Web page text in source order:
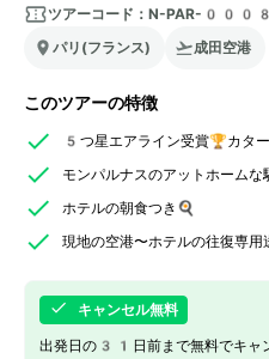
ツアーコード： N-PAR-
パリ(フランス)
成田空港
このツアーの特徴
5つ星エアライン受賞🏆カタ
モンパルナスのアットホームな
ホテルの朝食つき🍳
現地の空港〜ホテルの往復専用
キャンセル無料
出発日の31日前まで無料でキャ